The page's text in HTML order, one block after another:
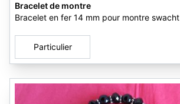
Bracelet de montre
Bracelet en fer 14 mm pour montre swacht
Particulier